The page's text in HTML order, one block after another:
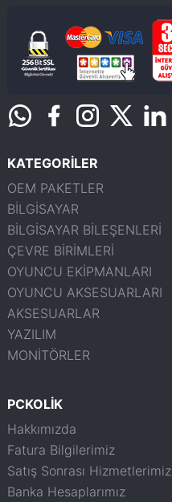
KATEGORİLER
OEM PAKETLER
BİLGİSAYAR
BİLGİSAYAR BİLEŞENLERİ
ÇEVRE BİRİMLERİ
OYUNCU EKİPMANLARI
OYUNCU AKSESUARLARI
AKSESUARLAR
YAZILIM
MONİTÖRLER
PCKOLİK
Hakkımızda
Fatura Bilgilerimiz
Satış Sonrası Hizmetlerimiz
Banka Hesaplarımız